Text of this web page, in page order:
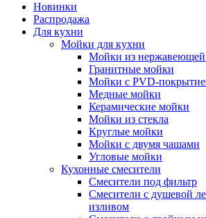
Новинки
Распродажа
Для кухни
Мойки для кухни
Мойки из нержавеющей
Гранитные мойки
Мойки с PVD-
Медные мойки
Керамические мойки
Мойки из стекла
Круглые мойки
Мойки с двумя чашами
Угловые мойки
Кухонные смесители
Смесители под фильтр
Смесители с душевой
изливом